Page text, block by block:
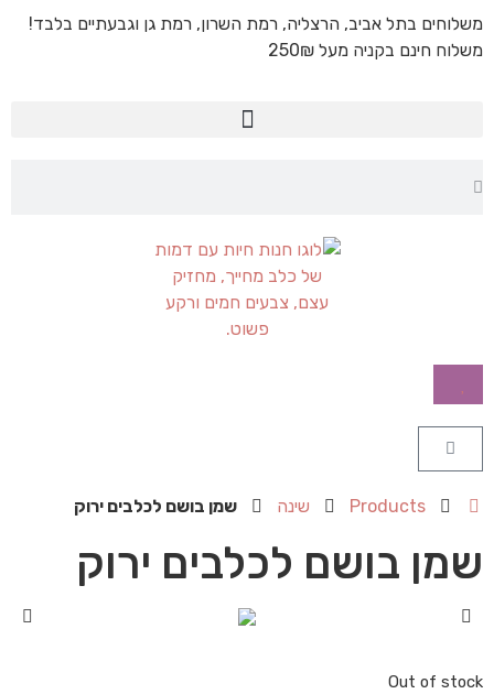
משלוחים בתל אביב, הרצליה, רמת השרון, רמת גן וגבעתיים בלבד!
משלוח חינם בקניה מעל 250₪
Products שינה שמן בושם לכלבים ירוק
שמן בושם לכלבים ירוק
Out of stock